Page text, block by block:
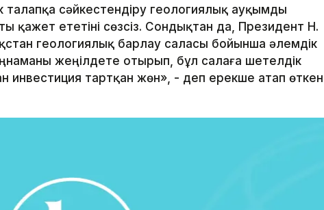
талапқа сәйкес­тендіру геологиялық ауқымды
қажет ететіні сөзсіз. Сондықтан да, Президент Н.
геологиялық барлау саласы бойынша әлемдік
жеңілдете отырып, бұл салаға шетелдік
инвестиция тартқан жөн», - деп ерекше атап өткен